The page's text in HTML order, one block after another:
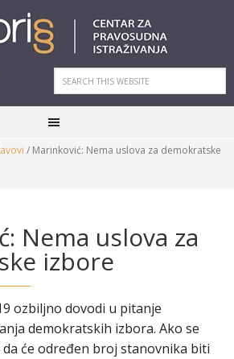
/ Marinković: Nema uslova za demokratske
Nema uslova za
izbore
ozbiljno dovodi u pitanje
demokratskih izbora. Ako se
će određen broj stanovnika biti